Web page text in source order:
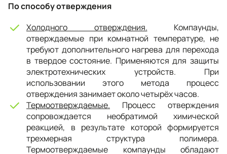
По способу отверждения
Холодного отверждения. Компаунды,
отверждаемые при комнатной температуре, не
требуют дополнительного нагрева для перехода
в твердое состояние. Применяются для защиты
электротехнических устройств. При
использовании этого метода процесс
отверждения занимает около четырёх часов.
Термоотверждаемые. Процесс отверждения
сопровождается необратимой химической
реакцией, в результате которой формируется
трехмерная структура полимера.
Термоотверждаемые компаунды обладают